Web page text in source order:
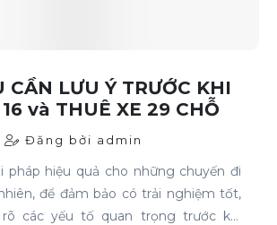
CẦN LƯU Ý TRƯỚC KHI
và THUÊ XE 29 CHỖ
Đăng bởi admin
pháp hiệu quả cho những chuyến đi
để đảm bảo có trải nghiệm tốt,
các yếu tố quan trọng trước khi